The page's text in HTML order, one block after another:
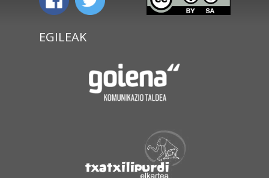
EGILEAK